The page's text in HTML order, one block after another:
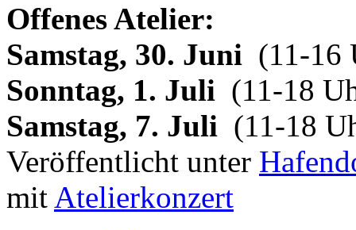
Offenes Atelier:
Samstag, 30. Juni (11-16
Sonntag, 1. Juli (11-18
Samstag, 7. Juli (11-18
Veröffentlicht unter
mit Atelierkonzert